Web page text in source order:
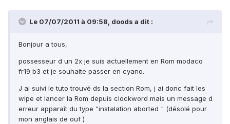
Le 07/07/2011 à 09:58, doods a dit :
Bonjour a tous,
possesseur d un 2x je suis actuellement en Rom modaco
fr19 b3 et je souhaite passer en cyano.
J ai suivi le tuto trouvé ds la section Rom, j ai donc fait les
wipe et lancer la Rom depuis clockword mais un message d
erreur apparaît du type "instalation aborted " (désolé pour
mon anglais de ouf )